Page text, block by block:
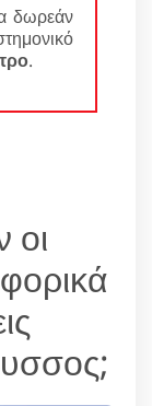
δωρεάν
.
οι